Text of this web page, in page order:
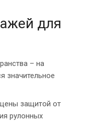
для
– на
значительное
защитой от
рулонных